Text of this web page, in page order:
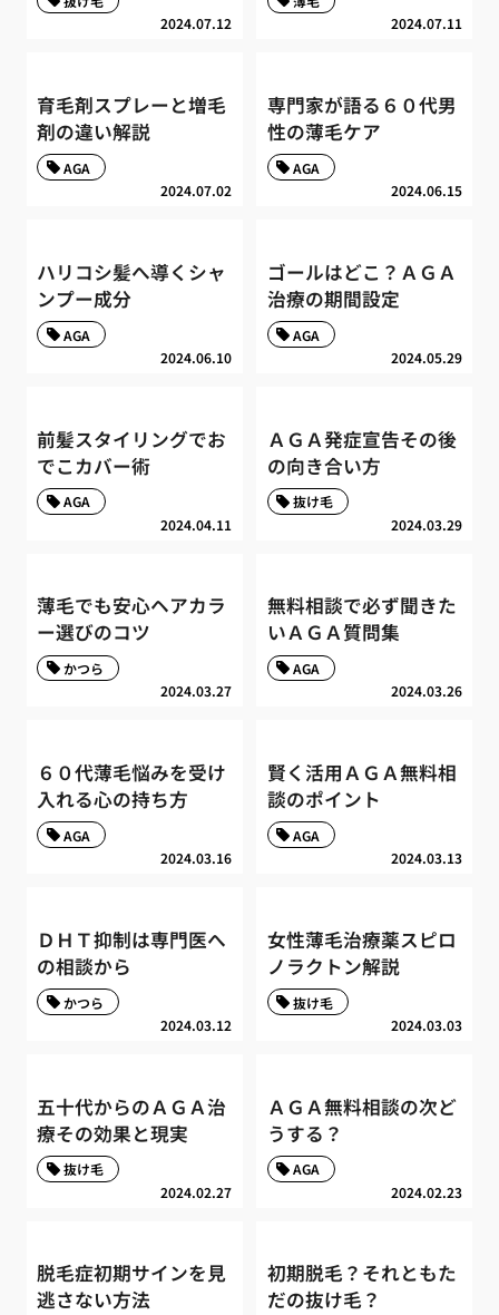
2024.07.12
2024.07.11
育毛剤スプレーと増毛
剤の違い解説
2024.07.02
AGA
専門家が語る６０代男
性の薄毛ケア
2024.06.15
AGA
ハリコシ髪へ導くシャ
ンプー成分
2024.06.10
AGA
ゴールはどこ？ＡＧＡ
治療の期間設定
2024.05.29
AGA
前髪スタイリングでお
でこカバー術
2024.04.11
AGA
ＡＧＡ発症宣告その後
の向き合い方
2024.03.29
抜け毛
薄毛でも安心ヘアカラ
ー選びのコツ
2024.03.27
かつら
無料相談で必ず聞きた
いＡＧＡ質問集
2024.03.26
AGA
６０代薄毛悩みを受け
入れる心の持ち方
2024.03.16
AGA
賢く活用ＡＧＡ無料相
談のポイント
2024.03.13
AGA
ＤＨＴ抑制は専門医へ
の相談から
2024.03.12
かつら
女性薄毛治療薬スピロ
ノラクトン解説
2024.03.03
抜け毛
五十代からのＡＧＡ治
療その効果と現実
2024.02.27
抜け毛
ＡＧＡ無料相談の次ど
うする？
2024.02.23
AGA
脱毛症初期サインを見
逃さない方法
初期脱毛？それともた
だの抜け毛？